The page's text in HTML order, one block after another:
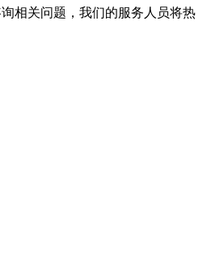
相关问题，我们的服务人员将热